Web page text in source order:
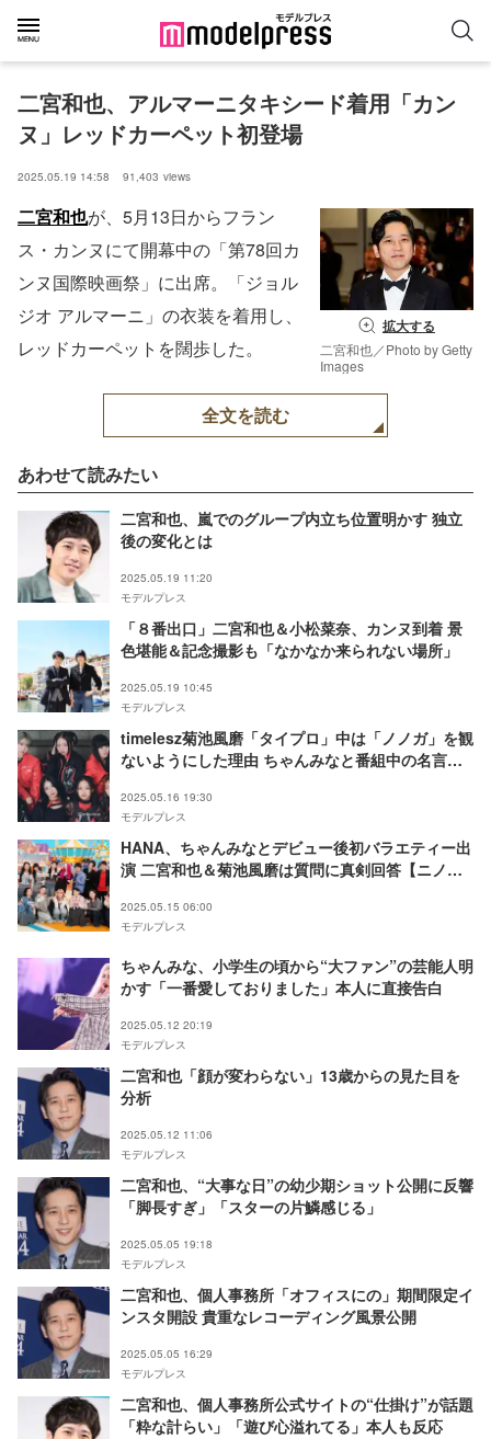
二宮和也、アルマーニタキシード着用「カン
ヌ」レッドカーペット初登場
2025.05.19 14:58 91,403 views
拡大する
二宮和也／Photo by Getty
Images
二宮和也が、5月13日からフラン
ス・カンヌにて開幕中の「第78回カ
ンヌ国際映画祭」に出席。「ジョル
ジオ アルマーニ」の衣装を着用し、
レッドカーペットを闊歩した。
全文を読む
あわせて読みたい
二宮和也、嵐でのグループ内立ち位置明かす 独立
後の変化とは
2025.05.19 11:20
モデルプレス
「８番出口」二宮和也＆小松菜奈、カンヌ到着 景
色堪能＆記念撮影も「なかなか来られない場所」
2025.05.19 10:45
モデルプレス
timelesz菊池風磨「タイプロ」中は「ノノガ」を観
ないようにした理由 ちゃんみなと番組中の名言交
2025.05.16 19:30
モデルプレス
HANA、ちゃんみなとデビュー後初バラエティー出
演 二宮和也＆菊池風磨は質問に真剣回答【ニノさ
2025.05.15 06:00
モデルプレス
ちゃんみな、小学生の頃から“大ファン”の芸能人明
かす「一番愛しておりました」本人に直接告白
2025.05.12 20:19
モデルプレス
二宮和也「顔が変わらない」13歳からの見た目を
分析
2025.05.12 11:06
モデルプレス
二宮和也、“大事な日”の幼少期ショット公開に反響
「脚長すぎ」「スターの片鱗感じる」
2025.05.05 19:18
モデルプレス
二宮和也、個人事務所「オフィスにの」期間限定イ
ンスタ開設 貴重なレコーディング風景公開
2025.05.05 16:29
モデルプレス
二宮和也、個人事務所公式サイトの“仕掛け”が話題
「粋な計らい」「遊び心溢れてる」本人も反応